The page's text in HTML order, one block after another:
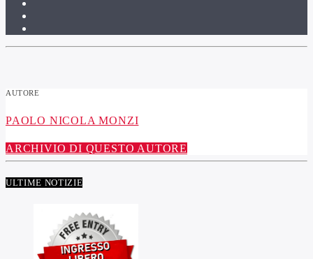
AUTORE
PAOLO NICOLA MONZI
ARCHIVIO DI QUESTO AUTORE
ULTIME NOTIZIE